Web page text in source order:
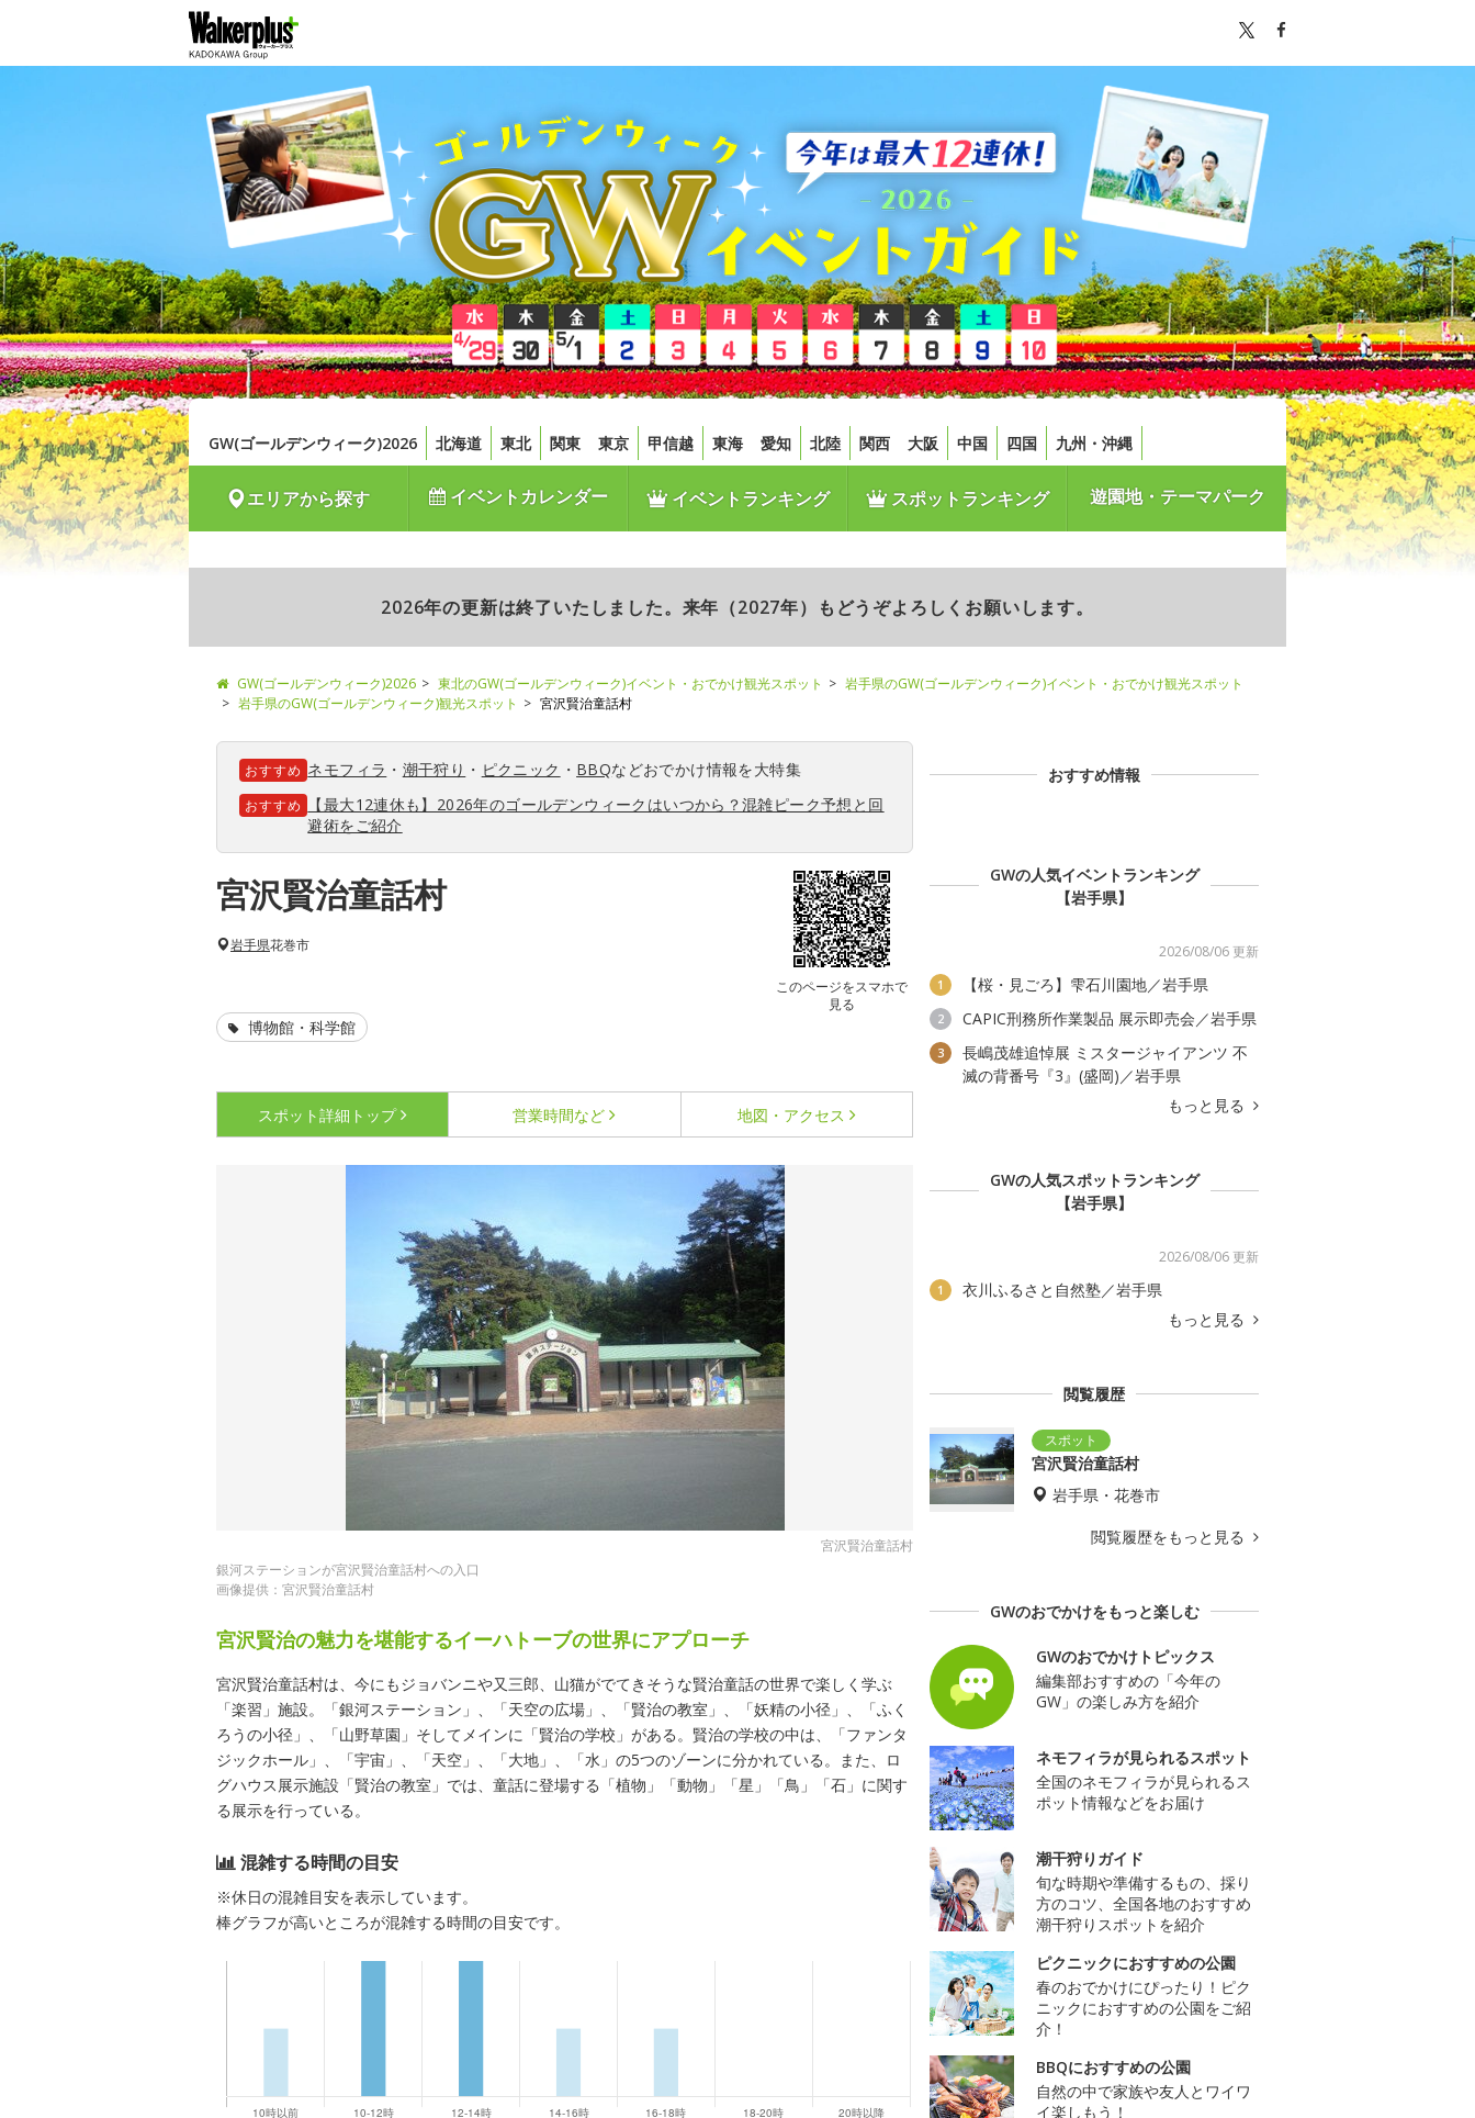
GW(ゴールデンウィーク)2026 北海道 東北 関東 東京 甲信越 東海 愛知 北陸 関西 大阪 中国 四国 九州・沖縄
エリアから探す イベントカレンダー イベントランキング スポットランキング 遊園地・テーマパーク
2026年の更新は終了いたしました。来年（2027年）もどうぞよろしくお願いします。
GW(ゴールデンウィーク)2026 東北のGW(ゴールデンウィーク)イベント・おでかけ観光スポット
岩手県のGW(ゴールデンウィーク)イベント・おでかけ観光スポット
岩手県のGW(ゴールデンウィーク)観光スポット
宮沢賢治童話村
おすすめ ネモフィラ ・ 潮干狩り ・ ピクニック ・ BBQなどおでかけ情報を大特集
おすすめ
【最大12連休も】2026年のゴールデンウィークはいつから？混雑ピーク予想と回
避術をご紹介
宮沢賢治童話村
このページをスマホで
見る
岩手県花巻市
博物館・科学館
スポット詳細 トップ 営業時間など 地図・アクセス
宮沢賢治童話村
銀河ステーションが宮沢賢治童話村への入口
画像提供：宮沢賢治童話村
宮沢賢治の魅力を堪能するイーハトーブの世界にアプローチ
宮沢賢治童話村は、今にもジョバンニや又三郎、山猫がでてきそうな賢治童話の世界で楽しく学ぶ
「楽習」施設。「銀河ステーション」、「天空の広場」、「賢治の教室」、「妖精の小径」、「ふく
ろうの小径」、「山野草園」そしてメインに「賢治の学校」がある。賢治の学校の中は、「ファンタ
ジックホール」、「宇宙」、「天空」、「大地」、「水」の5つのゾーンに分かれている。また、ロ
グハウス展示施設「賢治の教室」では、童話に登場する「植物」「動物」「星」「鳥」「石」に関す
る展示を行っている。
混雑する時間の目安
※休日の混雑目安を表示しています。
棒グラフが高いところが混雑する時間の目安です。
おすすめ情報
GWの人気イベントランキング
【岩手県】
2026/08/06 更新
1 【桜・見ごろ】雫石川園地／岩手県
2 CAPIC刑務所作業製品 展示即売会／岩手県
3
長嶋茂雄追悼展 ミスタージャイアンツ 不
滅の背番号『3』(盛岡)／岩手県
もっと見る
GWの人気スポットランキング
【岩手県】
2026/08/06 更新
1
衣川ふるさと自然塾／岩手県
もっと見る
閲覧履歴
宮沢賢治童話村
岩手県・花巻市
閲覧履歴をもっと見る
GWのおでかけをもっと楽しむ
GWのおでかけトピックス
編集部おすすめの「今年の
GW」の楽しみ方を紹介
ネモフィラが見られるスポット
全国のネモフィラが見られるス
ポット情報などをお届け
潮干狩りガイド
旬な時期や準備するもの、採り
方のコツ、全国各地のおすすめ
潮干狩りスポットを紹介
ピクニックにおすすめの公園
春のおでかけにぴったり！ピク
ニックにおすすめの公園をご紹
介！
BBQにおすすめの公園
自然の中で家族や友人とワイワ
イ楽しもう！